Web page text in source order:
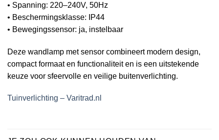
• Spanning: 220–240V, 50Hz
• Beschermingsklasse: IP44
• Bewegingssensor: ja, instelbaar
Deze wandlamp met sensor combineert modern design,
compact formaat en functionaliteit en is een uitstekende
keuze voor sfeervolle en veilige buitenverlichting.
Tuinverlichting – Varitrad.nl